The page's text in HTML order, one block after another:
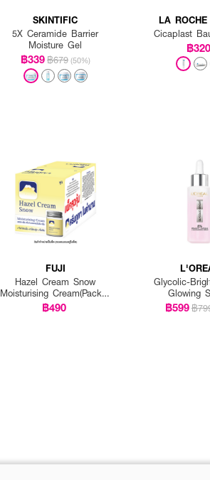
SKINTIFIC
5X Ceramide Barrier
Moisture Gel
฿339฿679 (50%)
LA ROCHE
Cicaplast
฿320
FUJI
Hazel Cream Snow
Moisturising Cream(Pack 1
Get 1 Free)
฿490
Glycolic-
Glowing
฿599฿